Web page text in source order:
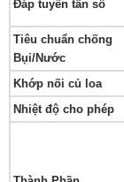
Đáp tuyến tần số
Tiêu chuẩn chống
Bụi/Nước
Khớp nối củ loa
Nhiệt độ cho phép